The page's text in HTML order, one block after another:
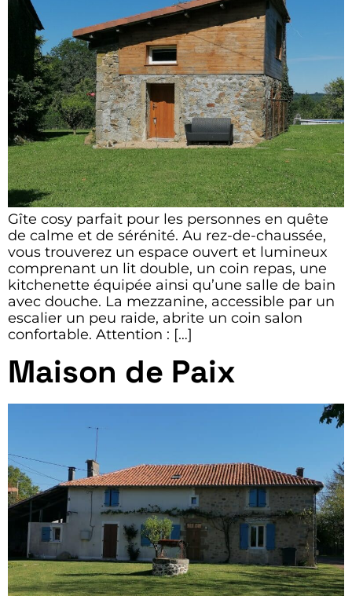
Gîte cosy parfait pour les personnes en quête
de calme et de sérénité. Au rez-de-chaussée,
vous trouverez un espace ouvert et lumineux
comprenant un lit double, un coin repas, une
kitchenette équipée ainsi qu’une salle de bain
avec douche. La mezzanine, accessible par un
escalier un peu raide, abrite un coin salon
confortable. Attention : […]
Maison de Paix